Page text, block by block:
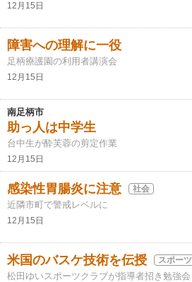
12月15日
障害への理解に一役
足柄療護園の利用者講演会
12月15日
南足柄市
助っ人は中学生
台中生が酔芙蓉の剪定作業
12月15日
感染性胃腸炎に注意 社会
近隣市町で警戒レベルに
12月15日
米国のバスケ技術を伝授 スポーツ
松田ゆいスポーツクラブが指導者招き勉強会